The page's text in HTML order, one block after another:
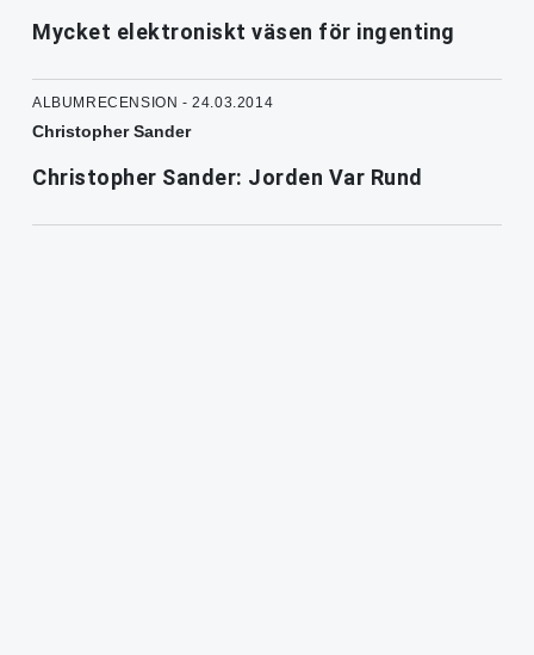
Mycket elektroniskt väsen för ingenting
ALBUMRECENSION - 24.03.2014
Christopher Sander
Christopher Sander: Jorden Var Rund